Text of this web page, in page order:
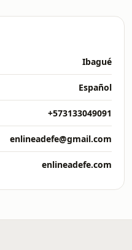
Ibagué
Español
+573133049091
enlineadefe@gmail.com
enlineadefe.com